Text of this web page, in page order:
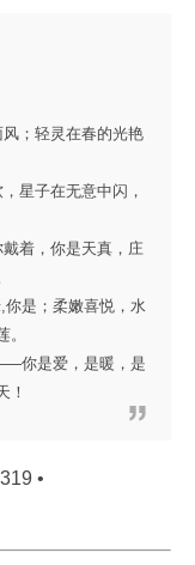
；轻灵在春的光艳
星子在无意中闪，
着，你是天真，庄
是；柔嫩喜悦，水
你是爱，是暖，是
！
•